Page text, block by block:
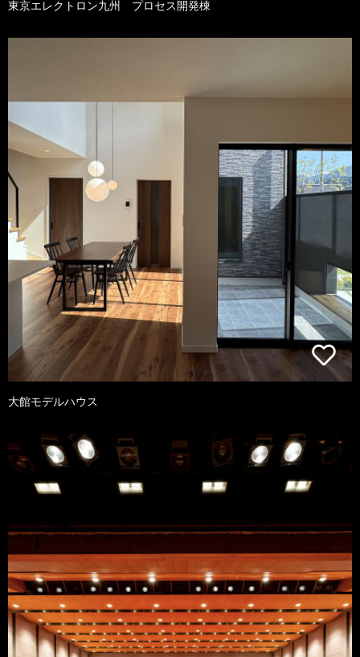
東京エレクトロン九州 プロセス開発棟
大館モデルハウス